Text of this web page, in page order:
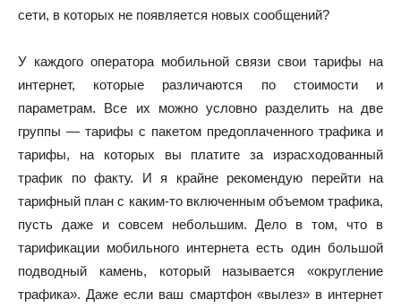
сети, в которых не появляется новых сообщений?
У каждого оператора мобильной связи свои тарифы на
интернет, которые различаются по стоимости и
параметрам. Все их можно условно разделить на две
группы — тарифы с пакетом предоплаченного трафика и
тарифы, на которых вы платите за израсходованный
трафик по факту. И я крайне рекомендую перейти на
тарифный план с каким-то включенным объемом трафика,
пусть даже и совсем небольшим. Дело в том, что в
тарификации мобильного интернета есть один большой
подводный камень, который называется «округление
трафика». Даже если ваш смартфон «вылез» в интернет